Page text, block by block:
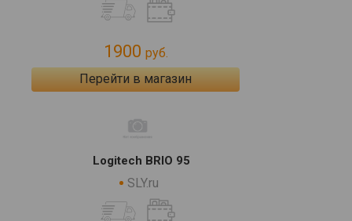
1900 руб.
Перейти в магазин
Logitech BRIO 95
SLY.ru